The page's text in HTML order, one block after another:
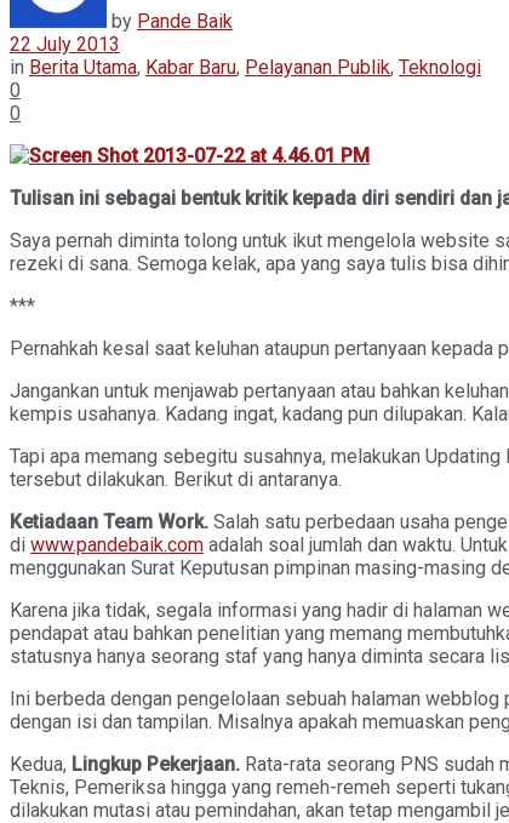
by Pande Baik
22 July 2013
in Berita Utama, Kabar Baru, Pelayanan Publik, Teknologi
0
0
Tulisan ini sebagai bentuk kritik kepada diri sendiri dan
Saya pernah diminta tolong untuk ikut mengelola website
rezeki di sana. Semoga kelak, apa yang saya tulis bisa
***
Pernahkah kesal saat keluhan ataupun pertanyaan kepada
Jangankan untuk menjawab pertanyaan atau bahkan
kempis usahanya. Kadang ingat, kadang pun dilupakan.
Tapi apa memang sebegitu susahnya, melakukan
tersebut dilakukan. Berikut di antaranya.
Ketiadaan Team Work. Salah satu perbedaan usaha
di www.pandebaik.com adalah soal jumlah dan waktu.
menggunakan Surat Keputusan pimpinan masing-masing
Karena jika tidak, segala informasi yang hadir di halaman
pendapat atau bahkan penelitian yang memang
statusnya hanya seorang staf yang hanya diminta secara
Ini berbeda dengan pengelolaan sebuah halaman
dengan isi dan tampilan. Misalnya apakah memuaskan
Kedua, Lingkup Pekerjaan. Rata-rata seorang PNS sudah
Teknis, Pemeriksa hingga yang remeh-remeh seperti
dilakukan mutasi atau pemindahan, akan tetap mengambil